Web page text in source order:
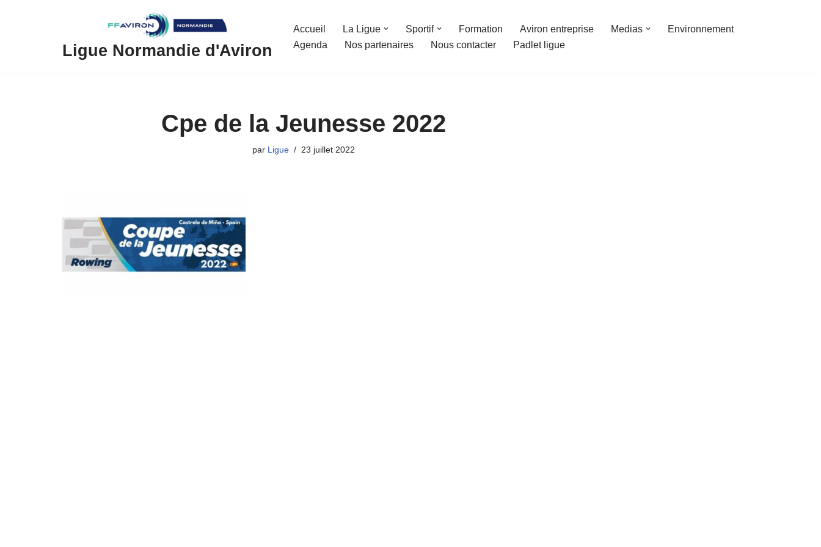
Ligue Normandie d'Aviron
Accueil La Ligue Sportif Formation Aviron entreprise Medias
Environnement
Agenda
Nos partenaires Nous contacter Padlet ligue
Cpe de la Jeunesse 2022
par Ligue 23 juillet 2022